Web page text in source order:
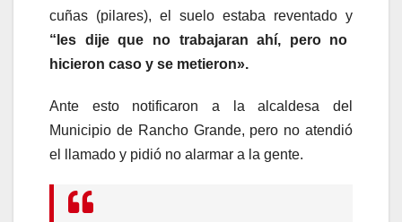
cuñas (pilares), el suelo estaba reventado y
“les dije que no trabajaran ahí, pero no
hicieron caso y se metieron».
Ante esto notificaron a la alcaldesa del
Municipio de Rancho Grande, pero no atendió
el llamado y pidió no alarmar a la gente.